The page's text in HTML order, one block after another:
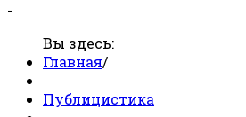
-
Вы здесь:
Главная/
Публицистика